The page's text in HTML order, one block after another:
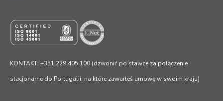
KONTAKT: +351 229 405 100 (dzwonić po stawce za połączenie
stacjonarne do Portugalii, na które zawarłeś umowę w swoim kraju)